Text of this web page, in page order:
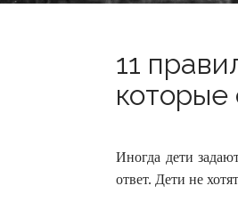
11
которые
Иногда дети
ответ. Дети не